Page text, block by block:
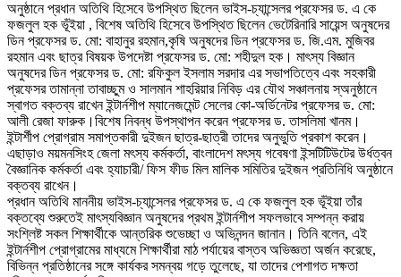
অনুষ্ঠানে প্রধান অতিথি হিসেবে উপস্থিত ছিলেন ভাইস-চ্যান্সেলর প্রফেসর ড. এ কে
ফজলুল হক ভূঁইয়া , বিশেষ অতিথি হিসেবে উপস্থিত ছিলেন ভেটেরিনারি সায়েন্স অনুষদের
ডিন প্রফেসর ড. মো: বাহানুর রহমান,কৃষি অনুষদের ডিন প্রফেসর ড. জি.এম. মুজিবর
রহমান এবং ছাত্র বিষয়ক উপদেষ্টা প্রফেসর ড. মো: শহীদুল হক। মাৎস্য বিজ্ঞান
অনুষদের ডিন প্রফেসর ড. মো: রফিকুল ইসলাম সরদার এর সভাপতিত্বে এবং সহকারী
প্রফেসর তামান্না তাবাচ্ছুম ও সালমান শাহরিয়ার নিবিড় এর যৌথ সঞ্চালনায় স্অনুষ্ঠানে
স্বাগত বক্তব্য রাখেন ইন্টার্নশীপ ম্যানেজমেন্ট সেলের কো-অর্ডিনেটর প্রফেসর ড. মো:
আলী রেজা ফারুক।বিশেষ নিবন্ধ উপস্থাপন করেন প্রফেসর ড. তাসলিমা খানম।
ইন্টার্শীপ প্রোগ্রাম সমাপ্তকারী দুইজন ছাত্র-ছাত্রী তাদের অনুভুতি প্রকাশ করেন।
এছাড়াও ময়মনসিংহ জেলা মৎস্য কর্মকর্তা, বাংলাদেশ মৎস্য গবেষণা ইন্সটিটিউটের উর্ধত্বন
বৈজ্ঞানিক কর্মকর্তা এবং হ্যাচারী/ ফিস ফীড মিল মালিক সমিতির দুইজন প্রতিনিধি অনুষ্ঠানে
বক্তব্য রাখেন।
প্রধান অতিথি মাননীয় ভাইস-চ্যান্সেলর প্রফেসর ড. এ কে ফজলুল হক ভূঁইয়া তাঁর
বক্তব্যে শুরুতেই মাৎস্যবিজ্ঞান অনুষদের প্রথম ইন্টার্নশীপ সফলভাবে সম্পন্ন করায়
সংশ্লিষ্ট সকল শিক্ষার্থীকে আন্তরিক শুভেচ্ছা ও অভিনন্দন জানান। তিনি বলেন, এই
ইন্টার্নশীপ প্রোগ্রামের মাধ্যমে শিক্ষার্থীরা মাঠ পর্যায়ের বাস্তব অভিজ্ঞতা অর্জন করেছে,
বিভিন্ন প্রতিষ্ঠানের সঙ্গে কার্যকর সমন্বয় গড়ে তুলেছে, যা তাদের পেশাগত দক্ষতা